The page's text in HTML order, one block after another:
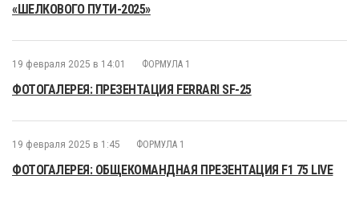
«ШЕЛКОВОГО ПУТИ-2025»
19 февраля 2025 в 14:01 ФОРМУЛА 1
ФОТОГАЛЕРЕЯ: ПРЕЗЕНТАЦИЯ FERRARI SF-25
19 февраля 2025 в 1:45 ФОРМУЛА 1
ФОТОГАЛЕРЕЯ: ОБЩЕКОМАНДНАЯ ПРЕЗЕНТАЦИЯ F1 75 LIVE